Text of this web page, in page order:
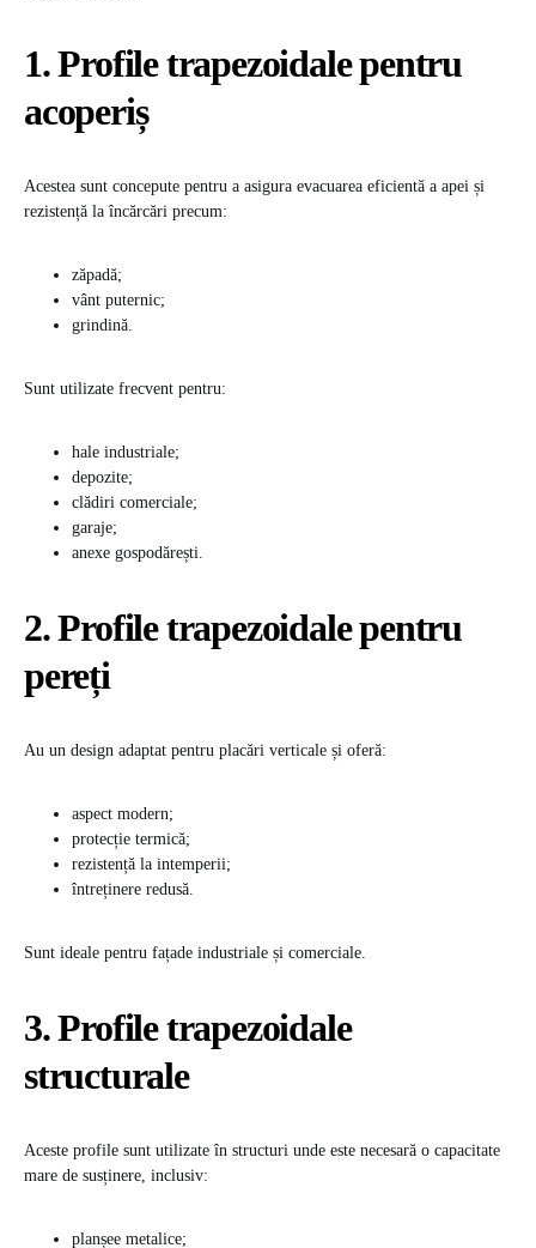
1. Profile trapezoidale pentru
acoperiș
Acestea sunt concepute pentru a asigura evacuarea eficientă a apei și
rezistență la încărcări precum:
zăpadă;
vânt puternic;
grindină.
Sunt utilizate frecvent pentru:
hale industriale;
depozite;
clădiri comerciale;
garaje;
anexe gospodărești.
2. Profile trapezoidale pentru
pereți
Au un design adaptat pentru placări verticale și oferă:
aspect modern;
protecție termică;
rezistență la intemperii;
întreținere redusă.
Sunt ideale pentru fațade industriale și comerciale.
3. Profile trapezoidale
structurale
Aceste profile sunt utilizate în structuri unde este necesară o capacitate
mare de susținere, inclusiv:
planșee metalice;